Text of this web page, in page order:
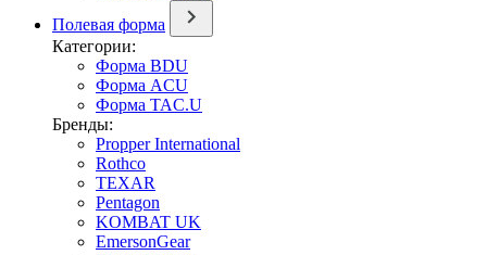
Полевая форма
Категории:
Форма BDU
Форма ACU
Форма TAC.U
Бренды:
Propper International
Rothco
TEXAR
Pentagon
KOMBAT UK
EmersonGear